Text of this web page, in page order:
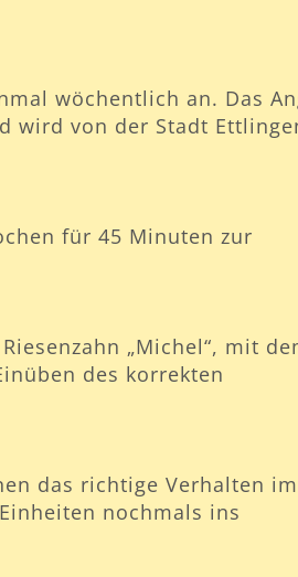
wöchentlich an. Das
wird von der Stadt
für 45 Minuten zur
„Michel“, mit
des korrekten
das richtige Verhalten im
nochmals ins